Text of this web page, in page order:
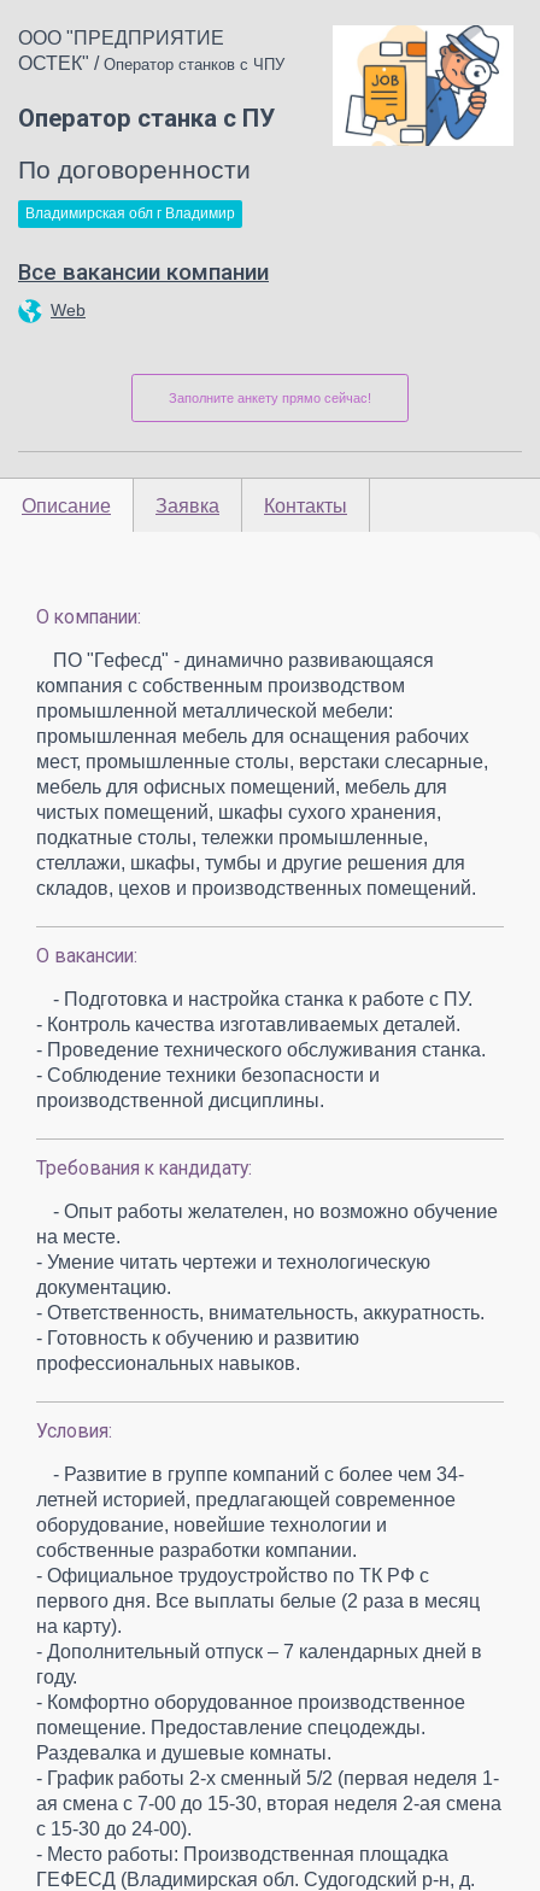
ООО "ПРЕДПРИЯТИЕ
ОСТЕК" / Оператор станков с ЧПУ
Оператор станка с ПУ
По договоренности
Владимирская обл г Владимир
Все вакансии компании
Web
Заполните анкету прямо сейчас!
Описание Заявка Контакты
О компании:
ПО "Гефесд" - динамично развивающаяся
компания с собственным производством
промышленной металлической мебели:
промышленная мебель для оснащения рабочих
мест, промышленные столы, верстаки слесарные,
мебель для офисных помещений, мебель для
чистых помещений, шкафы сухого хранения,
подкатные столы, тележки промышленные,
стеллажи, шкафы, тумбы и другие решения для
складов, цехов и производственных помещений.
О вакансии:
- Подготовка и настройка станка к работе с ПУ.
- Контроль качества изготавливаемых деталей.
- Проведение технического обслуживания станка.
- Соблюдение техники безопасности и
производственной дисциплины.
Требования к кандидату:
- Опыт работы желателен, но возможно обучение
на месте.
- Умение читать чертежи и технологическую
документацию.
- Ответственность, внимательность, аккуратность.
- Готовность к обучению и развитию
профессиональных навыков.
Условия:
- Развитие в группе компаний с более чем 34-
летней историей, предлагающей современное
оборудование, новейшие технологии и
собственные разработки компании.
- Официальное трудоустройство по ТК РФ с
первого дня. Все выплаты белые (2 раза в месяц
на карту).
- Дополнительный отпуск – 7 календарных дней в
году.
- Комфортно оборудованное производственное
помещение. Предоставление спецодежды.
Раздевалка и душевые комнаты.
- График работы 2-х сменный 5/2 (первая неделя 1-
ая смена с 7-00 до 15-30, вторая неделя 2-ая смена
с 15-30 до 24-00).
- Место работы: Производственная площадка
ГЕФЕСД (Владимирская обл. Судогодский р-н, д.